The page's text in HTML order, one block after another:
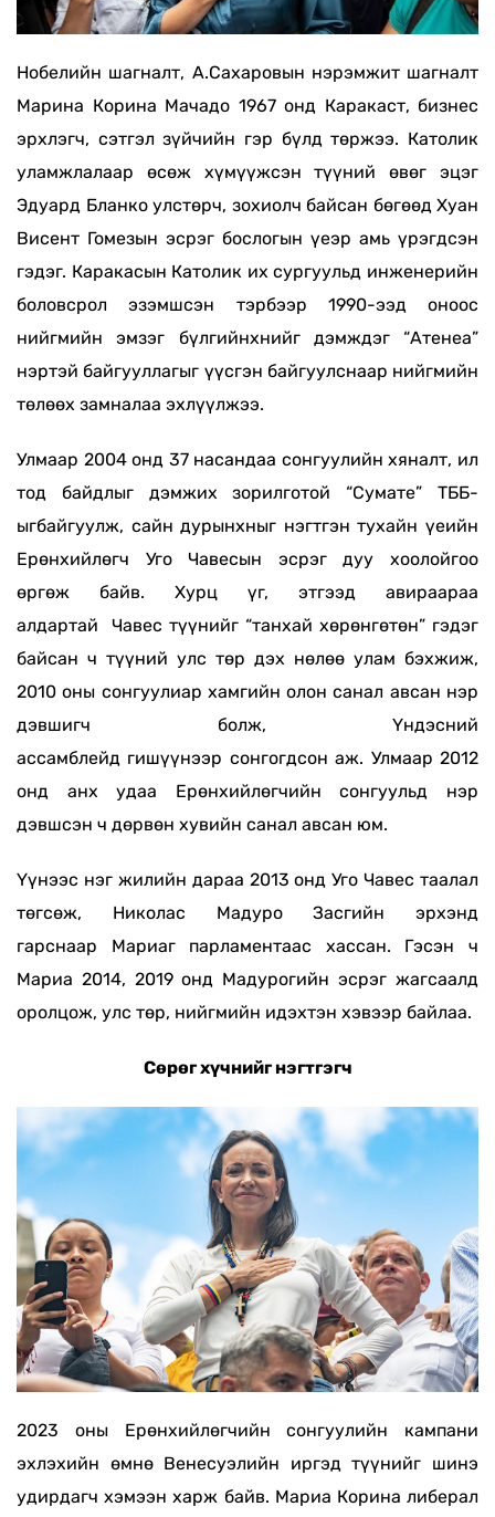
Нобелийн шагналт, А.Сахаровын нэрэмжит шагналт
Марина Корина Мачадо 1967 онд Каракаст, бизнес
эрхлэгч, сэтгэл зүйчийн гэр бүлд төржээ. Католик
уламжлалаар өсөж хүмүүжсэн түүний өвөг эцэг
Эдуард Бланко улстөрч, зохиолч байсан бөгөөд Хуан
Висент Гомезын эсрэг бослогын үеэр амь үрэгдсэн
гэдэг. Каракасын Католик их сургуульд инженерийн
боловсрол эзэмшсэн тэрбээр 1990-ээд оноос
нийгмийн эмзэг бүлгийнхнийг дэмждэг “Атенеа”
нэртэй байгууллагыг үүсгэн байгуулснаар нийгмийн
төлөөх замналаа эхлүүлжээ.
Улмаар 2004 онд 37 насандаа сонгуулийн хяналт, ил
тод байдлыг дэмжих зорилготой “Сумате” ТББ-
ыгбайгуулж, сайн дурынхныг нэгтгэн тухайн үеийн
Ерөнхийлөгч Уго Чавесын эсрэг дуу хоолойгоо
өргөж байв. Хурц үг, этгээд авираараа
алдартай Чавес түүнийг “танхай хөрөнгөтөн” гэдэг
байсан ч түүний улс төр дэх нөлөө улам бэхжиж,
2010 оны сонгуулиар хамгийн олон санал авсан нэр
дэвшигч болж, Үндэсний
ассамблейд гишүүнээр сонгогдсон аж. Улмаар 2012
онд анх удаа Ерөнхийлөгчийн сонгуульд нэр
дэвшсэн ч дөрвөн хувийн санал авсан юм.
Үүнээс нэг жилийн дараа 2013 онд Уго Чавес таалал
төгсөж, Николас Мадуро Засгийн эрхэнд
гарснаар Мариаг парламентаас хассан. Гэсэн ч
Мариа 2014, 2019 онд Мадурогийн эсрэг жагсаалд
оролцож, улс төр, нийгмийн идэхтэн хэвээр байлаа.
Сөрөг хүчнийг нэгтгэгч
2023 оны Ерөнхийлөгчийн сонгуулийн кампани
эхлэхийн өмнөВенесуэлийн иргэд түүнийг шинэ
удирдагчхэмээн харж байв. Мариа Корина либерал